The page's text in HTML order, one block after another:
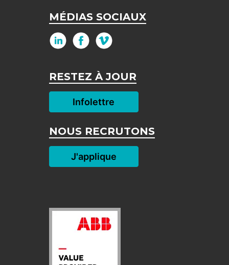
MÉDIAS SOCIAUX
RESTEZ À JOUR
Infolettre
NOUS RECRUTONS
J'applique